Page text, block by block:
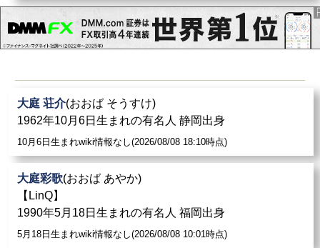
大庭 荘介(おおば そうすけ)
1962年10月6日生まれの有名人 静岡出身
10月6日生まれwiki情報なし(2026/08/08 18:10時点)
大庭彩歌(おおば あやか)
【LinQ】
1990年5月18日生まれの有名人 福岡出身
5月18日生まれwiki情報なし(2026/08/08 10:01時点)